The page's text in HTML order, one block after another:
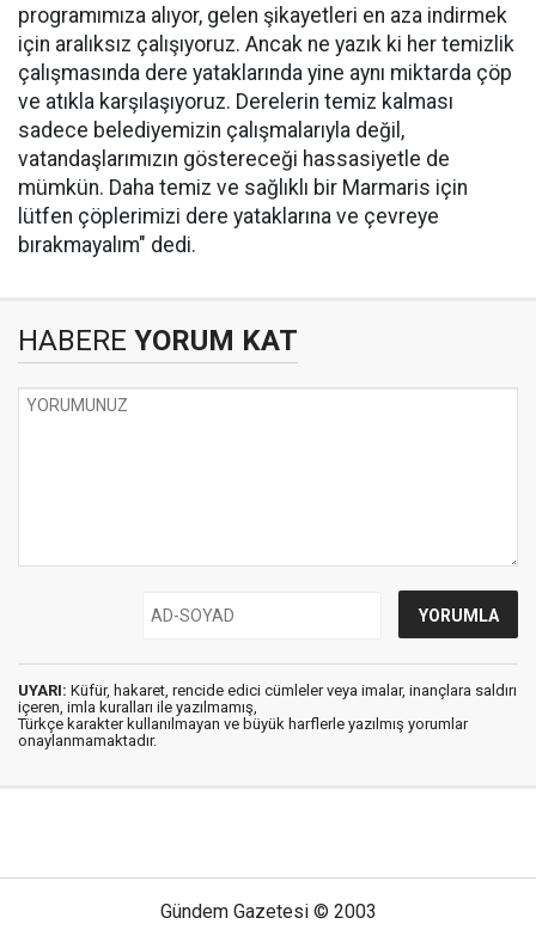
programımıza alıyor, gelen şikayetleri en aza indirmek
için aralıksız çalışıyoruz. Ancak ne yazık ki her temizlik
çalışmasında dere yataklarında yine aynı miktarda çöp
ve atıkla karşılaşıyoruz. Derelerin temiz kalması
sadece belediyemizin çalışmalarıyla değil,
vatandaşlarımızın göstereceği hassasiyetle de
mümkün. Daha temiz ve sağlıklı bir Marmaris için
lütfen çöplerimizi dere yataklarına ve çevreye
bırakmayalım" dedi.
HABERE YORUM KAT
UYARI: Küfür, hakaret, rencide edici cümleler veya imalar, inançlara saldırı
içeren, imla kuralları ile yazılmamış,
Türkçe karakter kullanılmayan ve büyük harflerle yazılmış yorumlar
onaylanmamaktadır.
Gündem Gazetesi © 2003